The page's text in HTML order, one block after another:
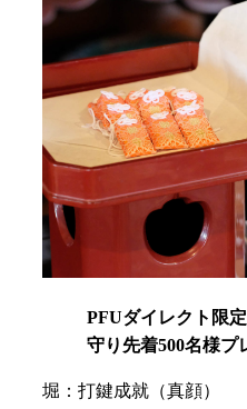
PFUダイレクト限
守り先着500名様プ
堀：打鍵成就（真顔）